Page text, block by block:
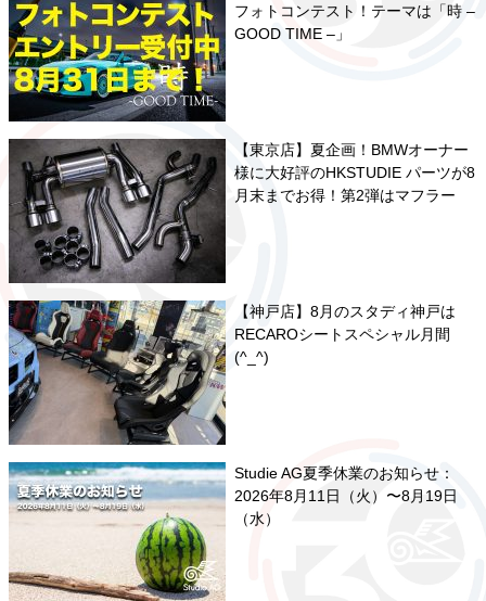
フォトコンテスト！テーマは「時 –
GOOD TIME –」
【東京店】夏企画！BMWオーナー
様に大好評のHKSTUDIE パーツが8
月末までお得！第2弾はマフラー
【神戸店】8月のスタディ神戸は
RECAROシートスペシャル月間
(^_^)
Studie AG夏季休業のお知らせ：
2026年8月11日（火）〜8月19日
（水）